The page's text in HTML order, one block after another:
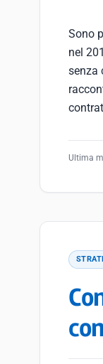
Sono
nel
senza
Ultima